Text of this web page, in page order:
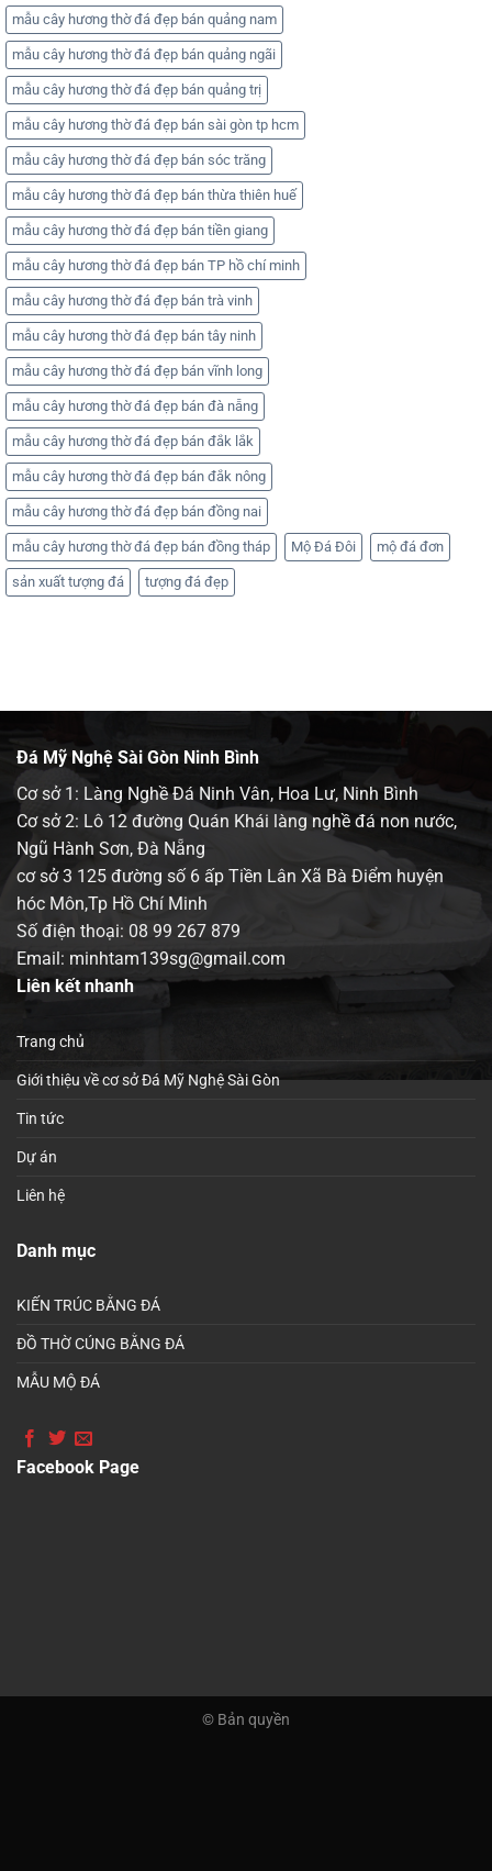
mẫu cây hương thờ đá đẹp bán quảng nam
mẫu cây hương thờ đá đẹp bán quảng ngãi
mẫu cây hương thờ đá đẹp bán quảng trị
mẫu cây hương thờ đá đẹp bán sài gòn tp hcm
mẫu cây hương thờ đá đẹp bán sóc trăng
mẫu cây hương thờ đá đẹp bán thừa thiên huế
mẫu cây hương thờ đá đẹp bán tiền giang
mẫu cây hương thờ đá đẹp bán TP hồ chí minh
mẫu cây hương thờ đá đẹp bán trà vinh
mẫu cây hương thờ đá đẹp bán tây ninh
mẫu cây hương thờ đá đẹp bán vĩnh long
mẫu cây hương thờ đá đẹp bán đà nẵng
mẫu cây hương thờ đá đẹp bán đắk lắk
mẫu cây hương thờ đá đẹp bán đắk nông
mẫu cây hương thờ đá đẹp bán đồng nai
mẫu cây hương thờ đá đẹp bán đồng tháp Mộ Đá Đôi mộ đá đơn
sản xuất tượng đá tượng đá đẹp
Đá Mỹ Nghệ Sài Gòn Ninh Bình
Cơ sở 1: Làng Nghề Đá Ninh Vân, Hoa Lư, Ninh Bình
Cơ sở 2: Lô 12 đường Quán Khái làng nghề đá non nước,
Ngũ Hành Sơn, Đà Nẵng
cơ sở 3 125 đường số 6 ấp Tiền Lân Xã Bà Điểm huyện
hóc Môn,Tp Hồ Chí Minh
Số điện thoại: 08 99 267 879
Email: minhtam139sg@gmail.com
Liên kết nhanh
Trang chủ
Giới thiệu về cơ sở Đá Mỹ Nghệ Sài Gòn
Tin tức
Dự án
Liên hệ
Danh mục
KIẾN TRÚC BẰNG ĐÁ
ĐỒ THỜ CÚNG BẰNG ĐÁ
MẪU MỘ ĐÁ
Facebook Page
© Bản quyền